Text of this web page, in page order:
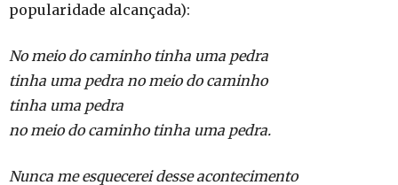
popularidade alcançada):
No meio do caminho tinha uma pedra
tinha uma pedra no meio do caminho
tinha uma pedra
no meio do caminho tinha uma pedra.
Nunca me esquecerei desse acontecimento